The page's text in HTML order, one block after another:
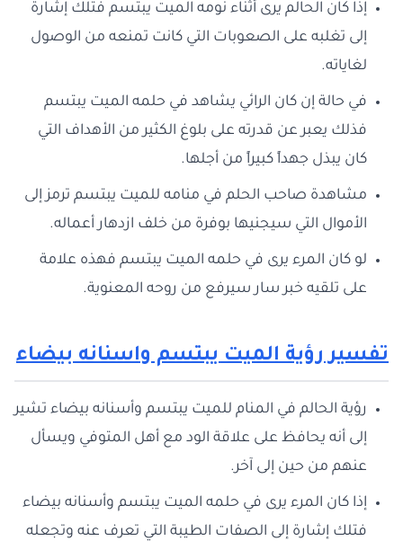
إذا كان الحالم يرى أثناء نومه الميت يبتسم فتلك إشارة
إلى تغلبه على الصعوبات التي كانت تمنعه من الوصول
لغاياته.
في حالة إن كان الرائي يشاهد في حلمه الميت يبتسم
فذلك يعبر عن قدرته على بلوغ الكثير من الأهداف التي
كان يبذل جهداً كبيراً من أجلها.
مشاهدة صاحب الحلم في منامه للميت يبتسم ترمز إلى
الأموال التي سيجنيها بوفرة من خلف ازدهار أعماله.
لو كان المرء يرى في حلمه الميت يبتسم فهذه علامة
على تلقيه خبر سار سيرفع من روحه المعنوية.
تفسير رؤية الميت يبتسم واسنانه بيضاء
رؤية الحالم في المنام للميت يبتسم وأسنانه بيضاء تشير
إلى أنه يحافظ على علاقة الود مع أهل المتوفي ويسأل
عنهم من حين إلى آخر.
إذا كان المرء يرى في حلمه الميت يبتسم وأسنانه بيضاء
فتلك إشارة إلى الصفات الطيبة التي تعرف عنه وتجعله